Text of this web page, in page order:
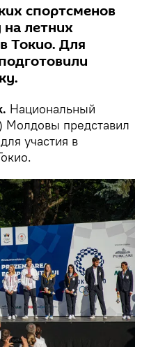
спортсменов
на летних
Токио. Для
Национальный
представил
участия в